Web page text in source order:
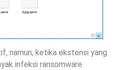
namun, ketika ekstensi yang
infeksi ransomware